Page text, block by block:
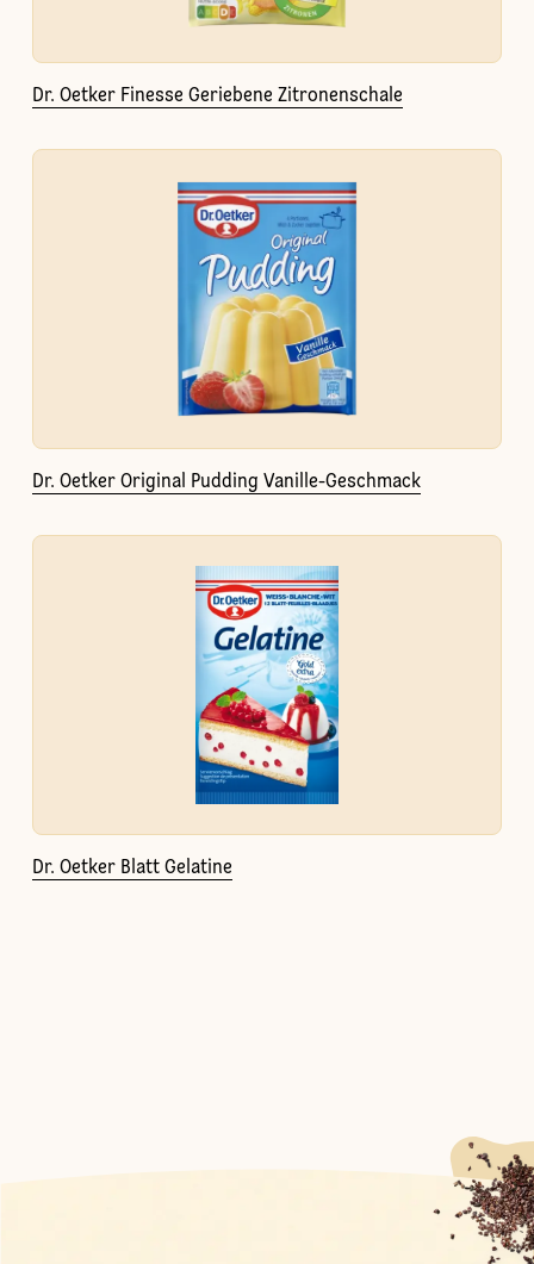
Dr. Oetker Finesse Geriebene Zitronenschale
Dr. Oetker Original Pudding Vanille-Geschmack
Dr. Oetker Blatt Gelatine